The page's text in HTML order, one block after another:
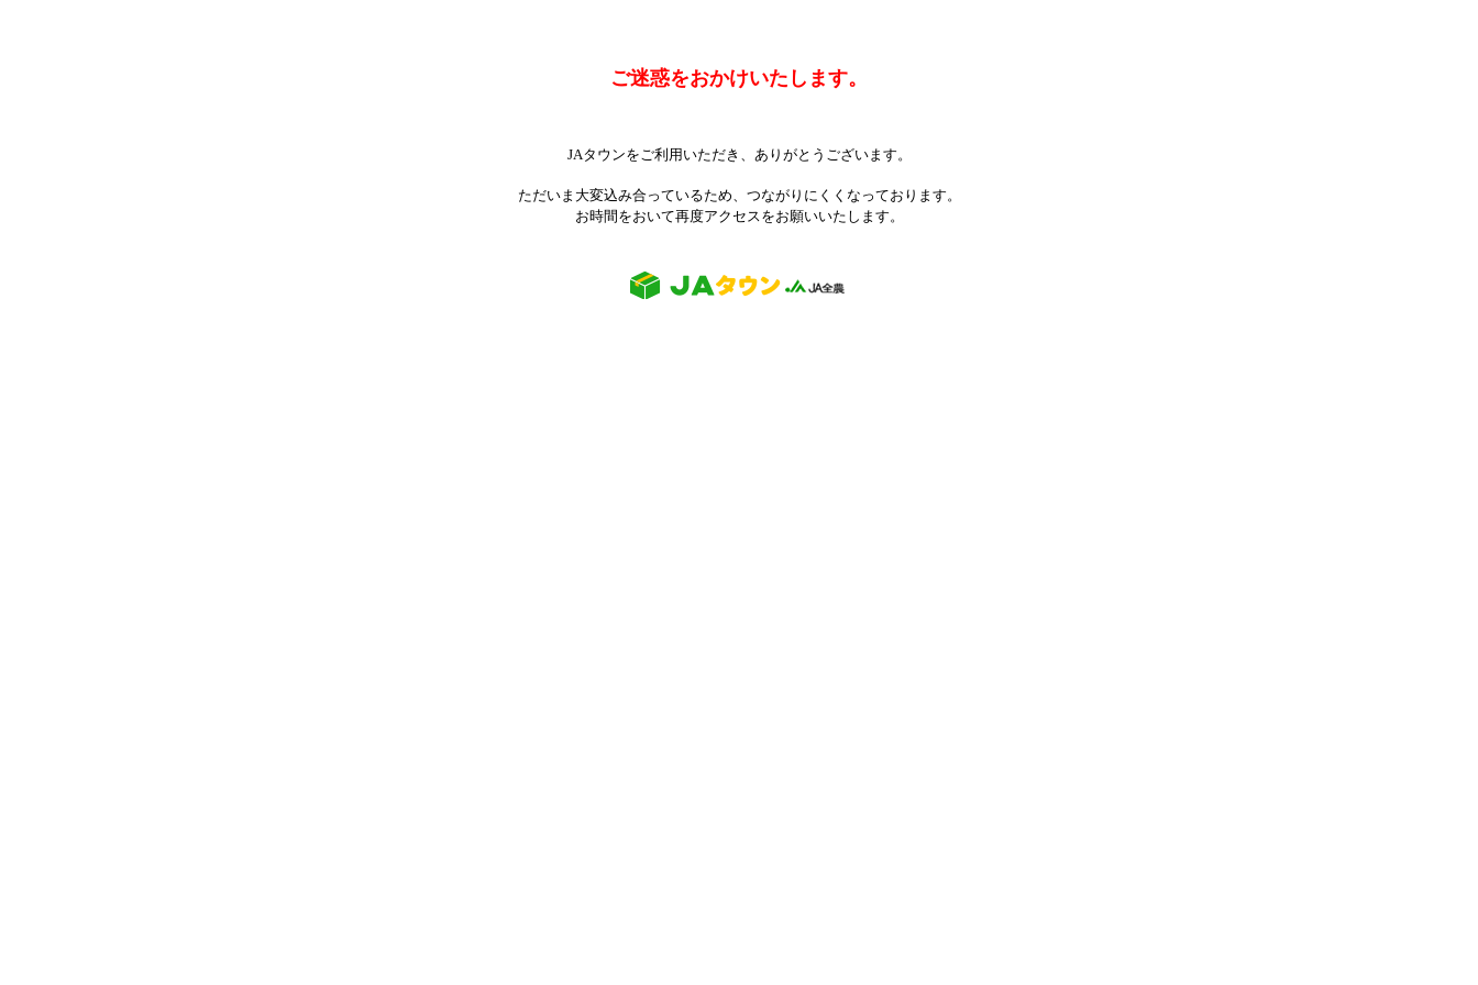
ご迷惑をおかけいたします。
JAタウンをご利用いただき、ありがとうございます。
ただいま大変込み合っているため、つながりにくくなっております。
お時間をおいて再度アクセスをお願いいたします。